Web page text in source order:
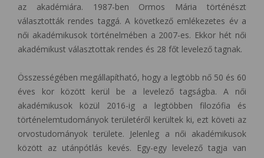
az akadémiára. 1987-ben Ormos Mária történészt
választották rendes taggá. A következő emlékezetes év a
női akadémikusok történelmében a 2007-es. Ekkor hét női
akadémikust választottak rendes és 28 főt levelező tagnak.
Összességében megállapítható, hogy a legtöbb nő 50 és 60
éves kor között kerül be a levelező tagságba. A női
akadémikusok közül 2016-ig a legtöbben filozófia és
történelemtudományok területéről kerültek ki, ezt követi az
orvostudományok területe. Jelenleg a női akadémikusok
között az utánpótlás kevés. Egy-egy levelező tagja van